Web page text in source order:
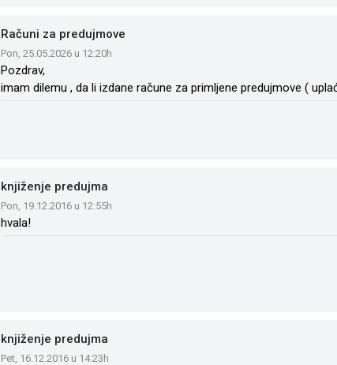
Računi za predujmove
Pon, 25.05.2026 u 12:20h
Pozdrav,
imam dilemu , da li izdane račune za primljene predujmove (
knjiženje predujma
Pon, 19.12.2016 u 12:55h
hvala!
knjiženje predujma
Pet, 16.12.2016 u 14:23h